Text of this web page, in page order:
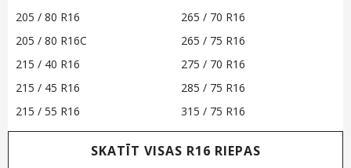
205 / 80 R16
205 / 80 R16C
215 / 40 R16
215 / 45 R16
215 / 55 R16
265 / 70 R16
265 / 75 R16
275 / 70 R16
285 / 75 R16
315 / 75 R16
SKATĪT VISAS R16 RIEPAS